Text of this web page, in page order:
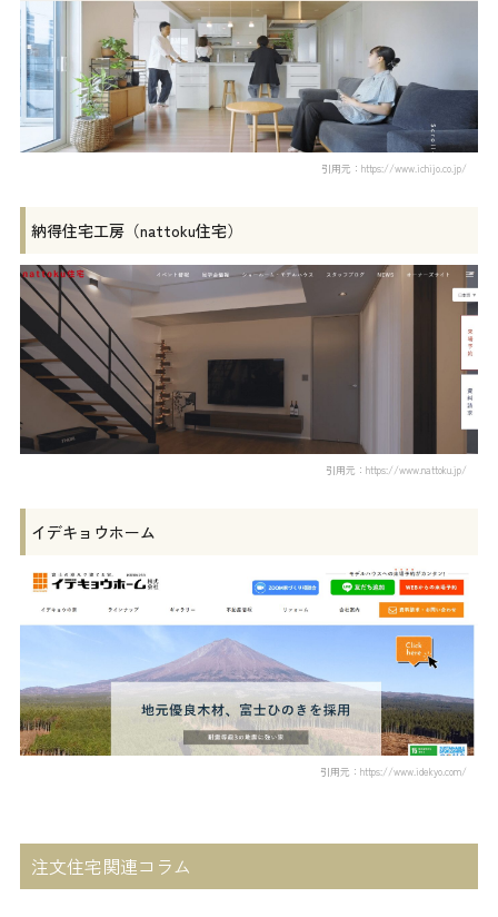
引用元：https://www.ichijo.co.jp/
納得住宅工房（nattoku住宅）
引用元：https://www.nattoku.jp/
イデキョウホーム
引用元：https://www.idekyo.com/
注文住宅関連コラム